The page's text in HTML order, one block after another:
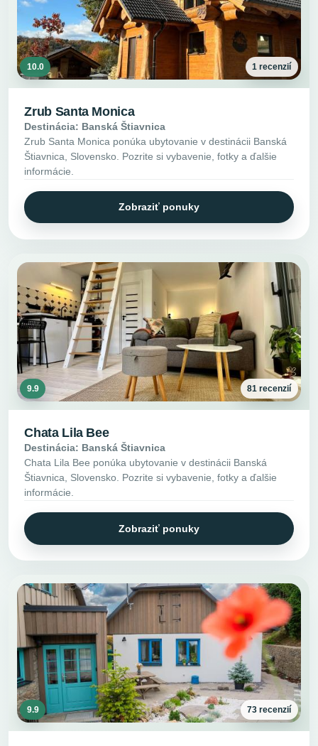
10.0 1 recenzií
Zrub Santa Monica
Destinácia: Banská Štiavnica
Zrub Santa Monica ponúka ubytovanie v destinácii Banská
Štiavnica, Slovensko. Pozrite si vybavenie, fotky a ďalšie
informácie.
Zobraziť ponuky
9.9 81 recenzií
Chata Lila Bee
Destinácia: Banská Štiavnica
Chata Lila Bee ponúka ubytovanie v destinácii Banská
Štiavnica, Slovensko. Pozrite si vybavenie, fotky a ďalšie
informácie.
Zobraziť ponuky
9.9 73 recenzií